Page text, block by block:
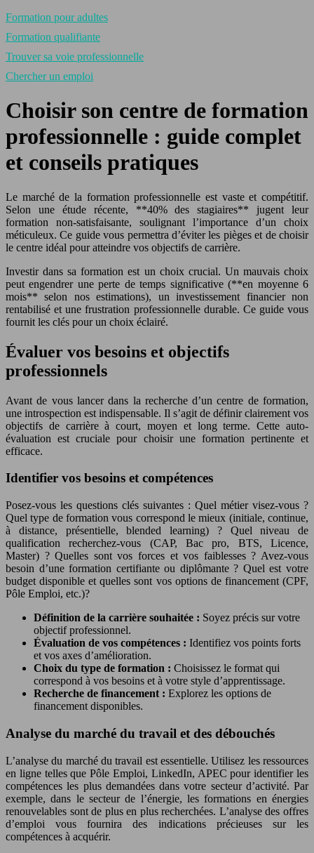
Formation pour adultes
Formation qualifiante
Trouver sa voie professionnelle
Chercher un emploi
Choisir son centre de formation
professionnelle : guide complet
et conseils pratiques
Le marché de la formation professionnelle est vaste et compétitif.
Selon une étude récente, **40% des stagiaires** jugent leur
formation non-satisfaisante, soulignant l’importance d’un choix
méticuleux. Ce guide vous permettra d’éviter les pièges et de choisir
le centre idéal pour atteindre vos objectifs de carrière.
Investir dans sa formation est un choix crucial. Un mauvais choix
peut engendrer une perte de temps significative (**en moyenne 6
mois** selon nos estimations), un investissement financier non
rentabilisé et une frustration professionnelle durable. Ce guide vous
fournit les clés pour un choix éclairé.
Évaluer vos besoins et objectifs
professionnels
Avant de vous lancer dans la recherche d’un centre de formation,
une introspection est indispensable. Il s’agit de définir clairement vos
objectifs de carrière à court, moyen et long terme. Cette auto-
évaluation est cruciale pour choisir une formation pertinente et
efficace.
Identifier vos besoins et compétences
Posez-vous les questions clés suivantes : Quel métier visez-vous ?
Quel type de formation vous correspond le mieux (initiale, continue,
à distance, présentielle, blended learning) ? Quel niveau de
qualification recherchez-vous (CAP, Bac pro, BTS, Licence,
Master) ? Quelles sont vos forces et vos faiblesses ? Avez-vous
besoin d’une formation certifiante ou diplômante ? Quel est votre
budget disponible et quelles sont vos options de financement (CPF,
Pôle Emploi, etc.)?
Définition de la carrière souhaitée : Soyez précis sur votre
objectif professionnel.
Évaluation de vos compétences : Identifiez vos points forts
et vos axes d’amélioration.
Choix du type de formation : Choisissez le format qui
correspond à vos besoins et à votre style d’apprentissage.
Recherche de financement : Explorez les options de
financement disponibles.
Analyse du marché du travail et des débouchés
L’analyse du marché du travail est essentielle. Utilisez les ressources
en ligne telles que Pôle Emploi, LinkedIn, APEC pour identifier les
compétences les plus demandées dans votre secteur d’activité. Par
exemple, dans le secteur de l’énergie, les formations en énergies
renouvelables sont de plus en plus recherchées. L’analyse des offres
d’emploi vous fournira des indications précieuses sur les
compétences à acquérir.